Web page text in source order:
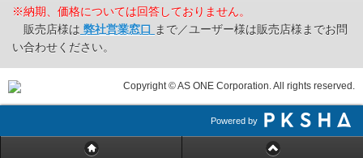
※納期、価格については回答しておりません。
販売店様は 弊社営業窓口 まで／ユーザー様は販売店様までお問
い合わせください。
Copyright © AS ONE Corporation. All rights reserved.
Powered by